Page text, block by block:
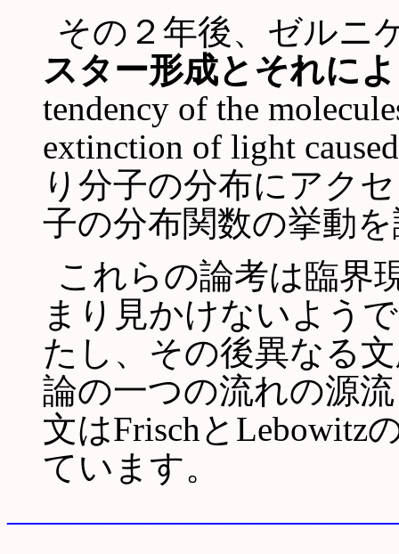
その２年後、ゼルニ
スター形成とそれに
tendency of the
extinction of light
り分子の分布にアク
子の分布関数の挙動
これらの論考は臨界
まり見かけないよう
たし、その後異なる
論の一つの流れの源
文はFrischとLebowitz
ています。